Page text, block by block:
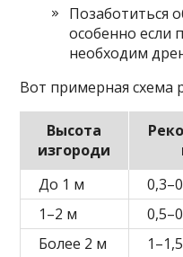
Позаботиться
особенно если
необходим
Вот примерная схема
Высота
изгороди
До 1 м
1–2 м
Более 2 м